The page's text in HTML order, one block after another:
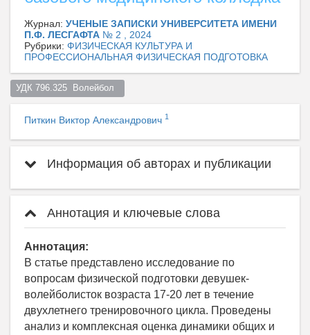
Журнал: УЧЕНЫЕ ЗАПИСКИ УНИВЕРСИТЕТА ИМЕНИ
П.Ф. ЛЕСГАФТА № 2 , 2024
Рубрики: ФИЗИЧЕСКАЯ КУЛЬТУРА И
ПРОФЕССИОНАЛЬНАЯ ФИЗИЧЕСКАЯ ПОДГОТОВКА
УДК 796.325  Волейбол
Питкин Виктор Александрович 1
Информация об авторах и публикации
Аннотация и ключевые слова
Аннотация:
В статье представлено исследование по
вопросам физической подготовки девушек-
волейболисток возраста 17-20 лет в течение
двухлетнего тренировочного цикла. Проведены
анализ и комплексная оценка динамики общих и